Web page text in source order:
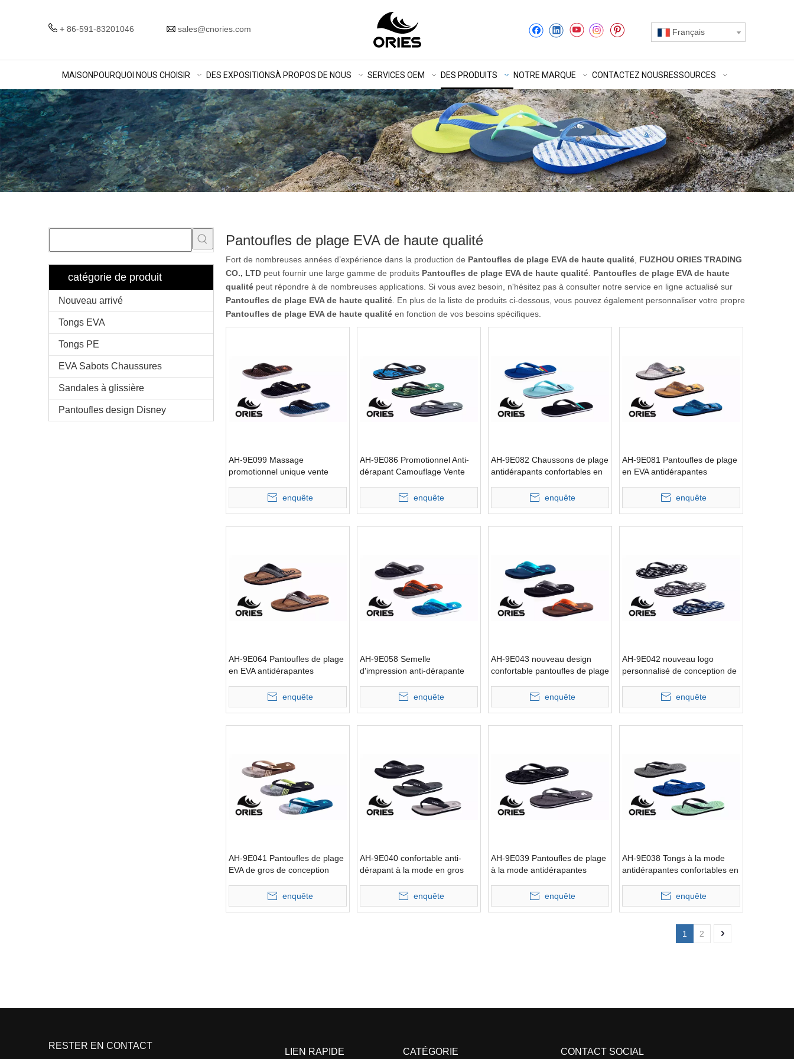
+ 86-591-83201046 sales@cnories.com Français
MAISON POURQUOI NOUS CHOISIR DES EXPOSITIONSÀ PROPOS DE NOUS SERVICES OEM DES PRODUITS NOTRE MARQUE CONTACTEZ NOUSRESSOURCES
catégorie de produit
Nouveau arrivé
Tongs EVA
Tongs PE
EVA Sabots Chaussures
Sandales à glissière
Pantoufles design Disney
Pantoufles de plage EVA de haute qualité
Fort de nombreuses années d’expérience dans la production de Pantoufles de plage EVA de haute qualité FUZHOU ORIES TRADING
CO., LTD peut fournir une large gamme de produits Pantoufles de plage EVA de haute qualité Pantoufles de plage EVA de haute
qualité peut répondre à de nombreuses applications. Si vous avez besoin, n'hésitez pas à consulter notre service en ligne actualisé sur
Pantoufles de plage EVA de haute qualité . En plus de la liste de produits ci-dessous, vous pouvez également personnaliser votre propre
Pantoufles de plage EVA de haute qualité en fonction de vos besoins spécifiques.
AH-9E099 Massage
promotionnel unique vente
enquête
AH-9E086 Promotionnel Anti-
dérapant Camouflage Vente
enquête
AH-9E082 Chaussons de plage
antidérapants confortables en
enquête
AH-9E081 Pantoufles de plage
en EVA antidérapantes
enquête
AH-9E064 Pantoufles de plage
en EVA antidérapantes
enquête
AH-9E058 Semelle
d'impression anti-dérapante
pantoufles de plage
enquête
AH-9E043 nouveau design
confortable pantoufles de plage
enquête
AH-9E042 nouveau logo
personnalisé de conception de
enquête
AH-9E041 Pantoufles de plage
EVA de gros de conception
enquête
AH-9E040 confortable anti-
dérapant à la mode en gros
enquête
AH-9E039 Pantoufles de plage
à la mode antidérapantes
enquête
AH-9E038 Tongs à la mode
antidérapantes confortables en
enquête
1 2
RESTER EN CONTACT
LIEN RAPIDE CATÉGORIE CONTACT SOCIAL